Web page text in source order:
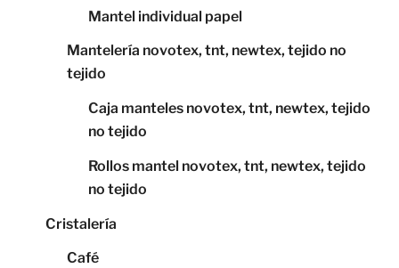
Mantel individual papel
Mantelería novotex, tnt, newtex, tejido no
tejido
Caja manteles novotex, tnt, newtex, tejido
no tejido
Rollos mantel novotex, tnt, newtex, tejido
no tejido
Cristalería
Café